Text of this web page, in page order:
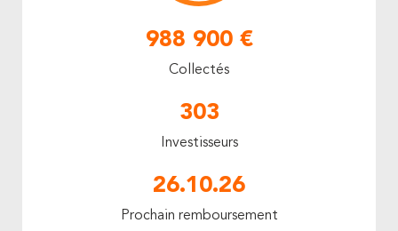
988 900 €
Collectés
303
Investisseurs
26.10.26
Prochain remboursement